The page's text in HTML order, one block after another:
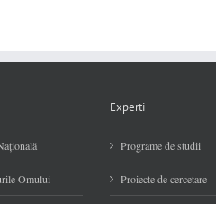
Omului
Experti
Programe de studii
Proiecte de cercetare